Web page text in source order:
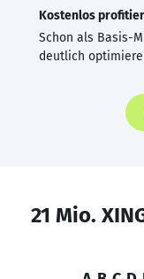
Kostenlos
Schon als Basis-
deutlich
21 Mio.